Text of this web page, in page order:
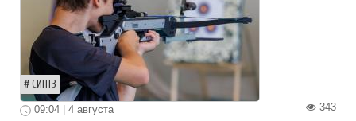
СИНТЗ
343
09:04 | 4 августа